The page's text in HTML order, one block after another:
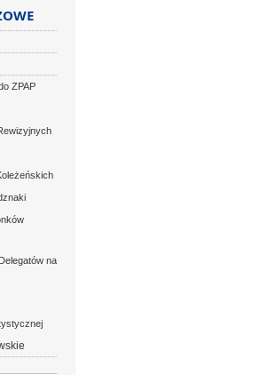
ZPAP
na